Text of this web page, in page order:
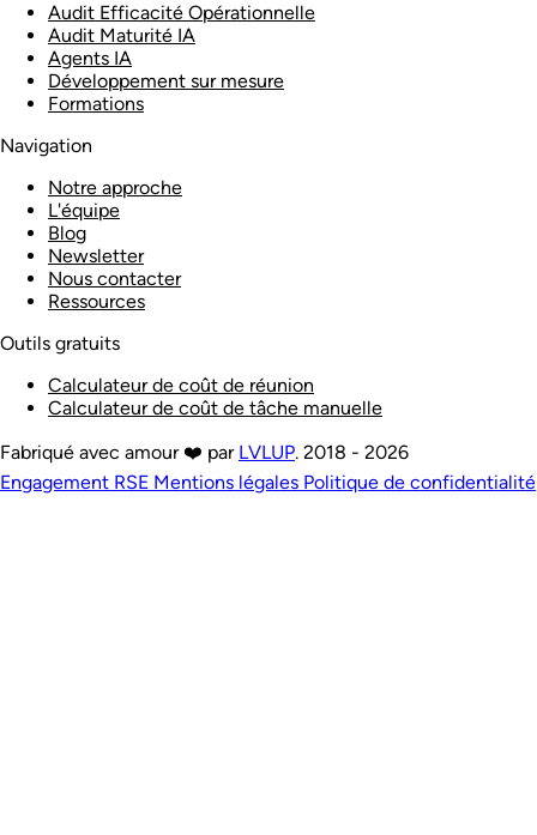
Audit Efficacité Opérationnelle
Audit Maturité IA
Agents IA
Développement sur mesure
Formations
Navigation
Notre approche
L'équipe
Blog
Newsletter
Nous contacter
Ressources
Outils gratuits
Calculateur de coût de réunion
Calculateur de coût de tâche manuelle
Fabriqué avec amour ❤️ par LVLUP. 2018 - 2026
Engagement RSE Mentions légales Politique de confidentialité